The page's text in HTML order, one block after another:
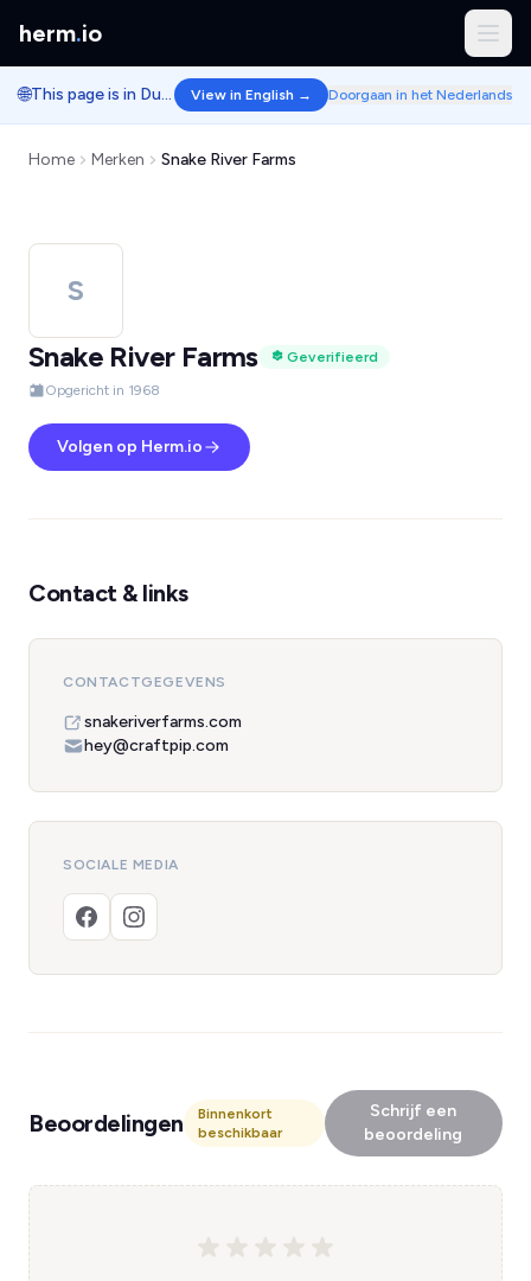
herm.io
🌐 This page is in Dutch. View in English → Doorgaan in het Nederlands
Home Merken Snake River Farms
S
Snake River Farms
Geverifieerd
Opgericht in 1968
Volgen op Herm.io
Contact & links
CONTACTGEGEVENS
snakeriverfarms.com
hey@craftpip.com
SOCIALE MEDIA
Beoordelingen
Binnenkort
beschikbaar
Schrijf een
beoordeling